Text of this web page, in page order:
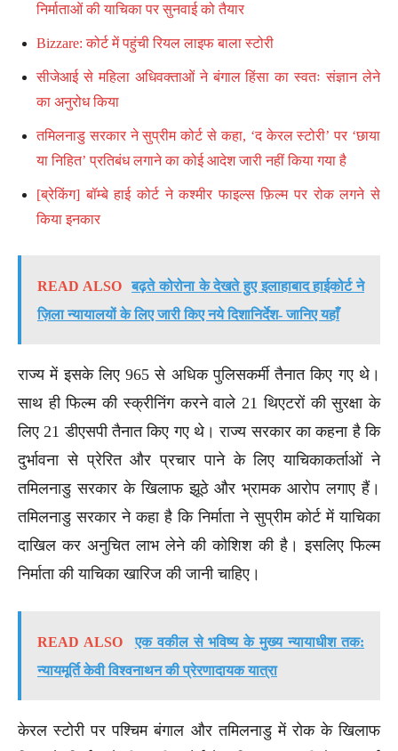
निर्माताओं की याचिका पर सुनवाई को तैयार
Bizzare: कोर्ट में पहुंची रियल लाइफ बाला स्टोरी
सीजेआई से महिला अधिवक्ताओं ने बंगाल हिंसा का स्वतः संज्ञान लेने
का अनुरोध किया
तमिलनाडु सरकार ने सुप्रीम कोर्ट से कहा, ‘द केरल स्टोरी’ पर ‘छाया
या निहित’ प्रतिबंध लगाने का कोई आदेश जारी नहीं किया गया है
[ब्रेकिंग] बॉम्बे हाई कोर्ट ने कश्मीर फाइल्स फ़िल्म पर रोक लगने से
किया इनकार
READ ALSO
बढ़ते कोरोना के देखते हुए इलाहाबाद हाईकोर्ट ने
ज़िला न्यायालयों के लिए जारी किए नये दिशानिर्देश- जानिए यहाँ
राज्य में इसके लिए 965 से अधिक पुलिसकर्मी तैनात किए गए थे।
साथ ही फिल्म की स्क्रीनिंग करने वाले 21 थिएटरों की सुरक्षा के
लिए 21 डीएसपी तैनात किए गए थे। राज्य सरकार का कहना है कि
दुर्भावना से प्रेरित और प्रचार पाने के लिए याचिकाकर्ताओं ने
तमिलनाडु सरकार के खिलाफ झूठे और भ्रामक आरोप लगाए हैं।
तमिलनाडु सरकार ने कहा है कि निर्माता ने सुप्रीम कोर्ट में याचिका
दाखिल कर अनुचित लाभ लेने की कोशिश की है। इसलिए फिल्म
निर्माता की याचिका खारिज की जानी चाहिए।
READ ALSO
एक वकील से भविष्य के मुख्य न्यायाधीश तक:
न्यायमूर्ति केवी विश्वनाथन की प्रेरणादायक यात्रा
केरल स्टोरी पर पश्चिम बंगाल और तमिलनाडु में रोक के खिलाफ